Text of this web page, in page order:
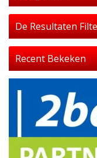
De Resultaten
Recent Bekeken